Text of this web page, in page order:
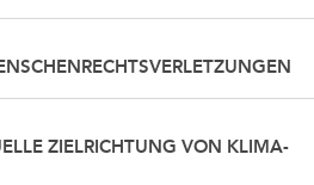
ZIELRICHTUNG VON KLIMA-